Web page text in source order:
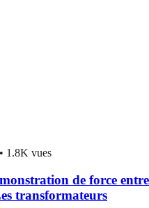
• 1.8K vues
de force entre
transformateurs